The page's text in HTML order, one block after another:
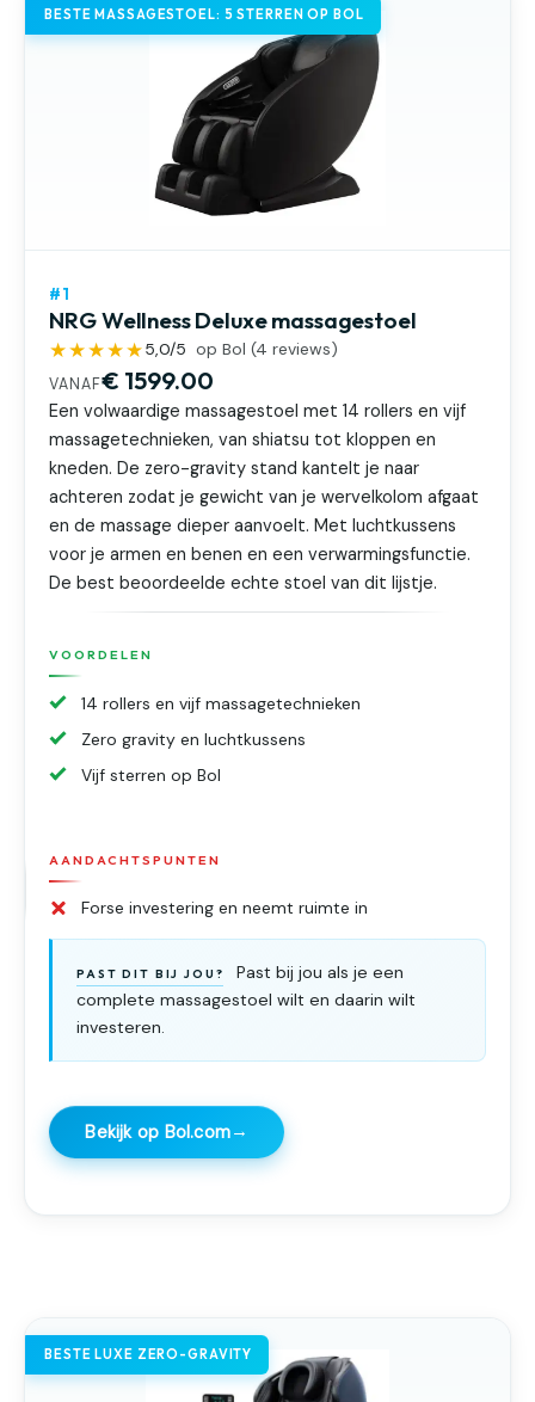
BESTE MASSAGESTOEL: 5 STERREN OP BOL
#1
NRG Wellness Deluxe massagestoel
★★★★★5,0/5 op Bol (4 reviews)
VANAF€ 1599.00
Een volwaardige massagestoel met 14 rollers en vijf
massagetechnieken, van shiatsu tot kloppen en
kneden. De zero-gravity stand kantelt je naar
achteren zodat je gewicht van je wervelkolom afgaat
en de massage dieper aanvoelt. Met luchtkussens
voor je armen en benen en een verwarmingsfunctie.
De best beoordeelde echte stoel van dit lijstje.
VOORDELEN
14 rollers en vijf massagetechnieken
Zero gravity en luchtkussens
Vijf sterren op Bol
AANDACHTSPUNTEN
Forse investering en neemt ruimte in
PAST DIT BIJ JOU?
Past bij jou als je een
complete massagestoel wilt en daarin wilt
investeren.
Bekijk op Bol.com→
BESTE LUXE ZERO-GRAVITY